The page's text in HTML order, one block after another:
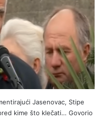
Jasenovac, Stipe
kime što klečati… Govorio